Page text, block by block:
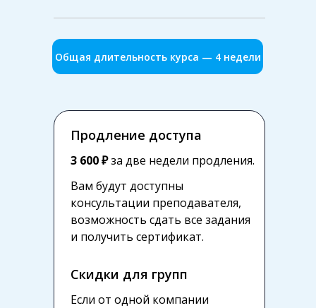
Продление доступа
3 600 ₽за две недели продления.
Вам будут доступны
консультации преподавателя,
возможность сдать все задания
и получить сертификат.
Скидки для групп
Если от одной компании
Общая длительность курса — 4 недели